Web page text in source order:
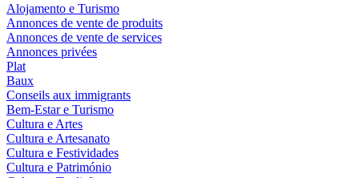
Alojamento e Turismo
Annonces de vente de produits
Annonces de vente de services
Annonces privées
Plat
Baux
Conseils aux immigrants
Bem-Estar e Turismo
Cultura e Artes
Cultura e Artesanato
Cultura e Festividades
Cultura e Património